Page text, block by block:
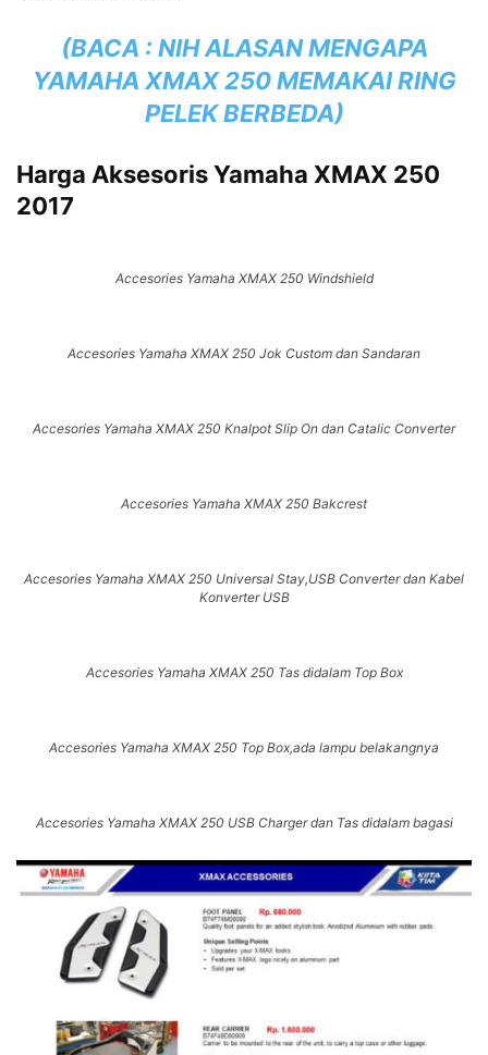
(BACA : NIH ALASAN MENGAPA
YAMAHA XMAX 250 MEMAKAI RING
PELEK BERBEDA)
Harga Aksesoris Yamaha XMAX 250
2017
Accesories Yamaha XMAX 250 Windshield
Accesories Yamaha XMAX 250 Jok Custom dan Sandaran
Accesories Yamaha XMAX 250 Knalpot Slip On dan Catalic Converter
Accesories Yamaha XMAX 250 Bakcrest
Accesories Yamaha XMAX 250 Universal Stay,USB Converter dan Kabel
Konverter USB
Accesories Yamaha XMAX 250 Tas didalam Top Box
Accesories Yamaha XMAX 250 Top Box,ada lampu belakangnya
Accesories Yamaha XMAX 250 USB Charger dan Tas didalam bagasi